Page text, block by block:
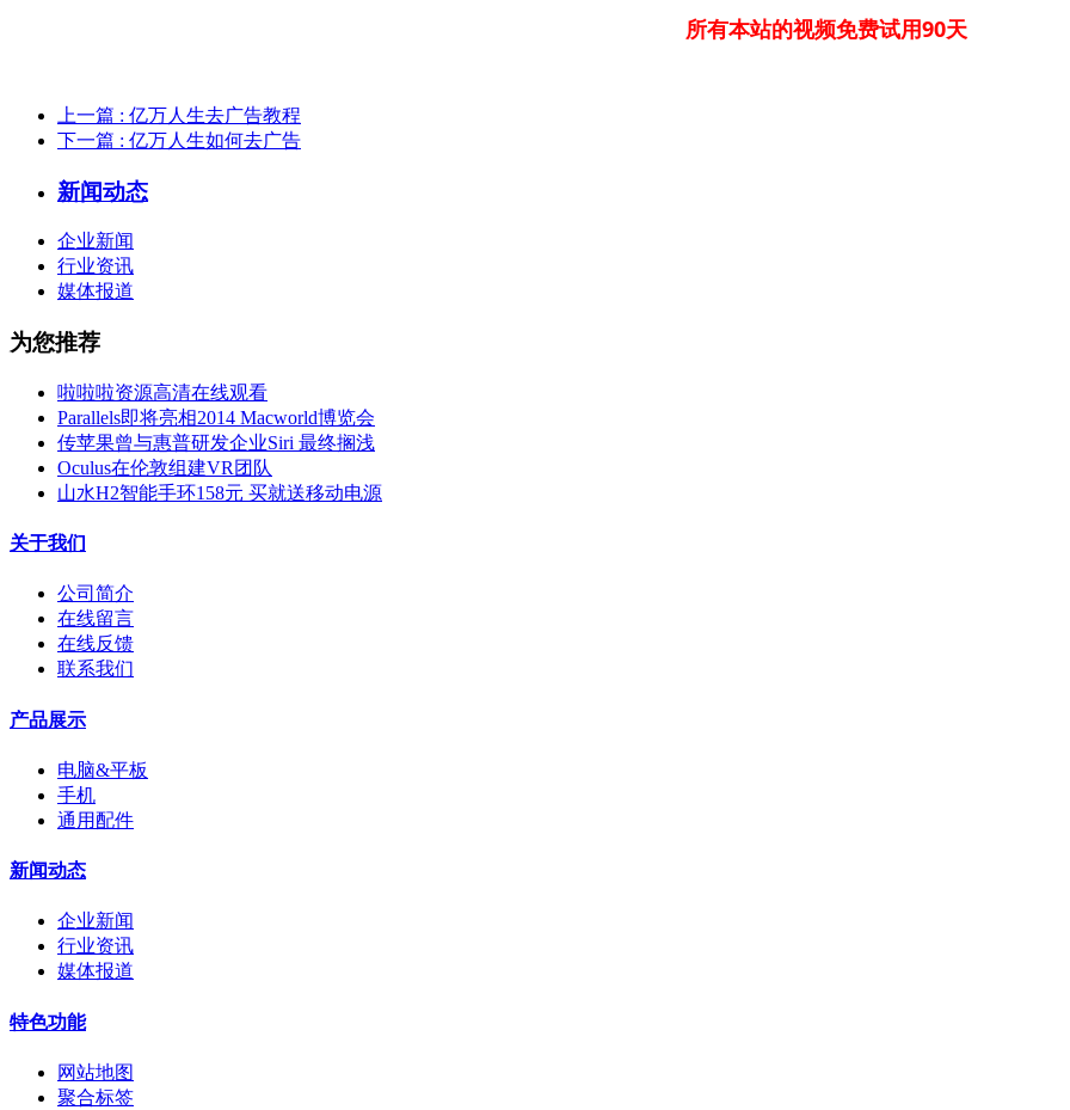
所有本站的视频免费试用90天
上一篇 : 亿万人生去广告教程
下一篇 : 亿万人生如何去广告
新闻动态
企业新闻
行业资讯
媒体报道
为您推荐
啦啦啦资源高清在线观看
Parallels即将亮相2014 Macworld博览会
传苹果曾与惠普研发企业Siri 最终搁浅
Oculus在伦敦组建VR团队
山水H2智能手环158元 买就送移动电源
关于我们
公司简介
在线留言
在线反馈
联系我们
产品展示
电脑&平板
手机
通用配件
新闻动态
企业新闻
行业资讯
媒体报道
特色功能
网站地图
聚合标签